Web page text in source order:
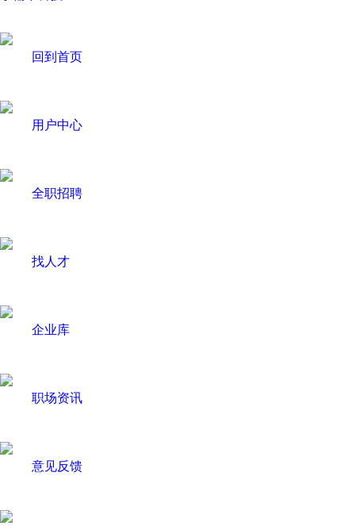
回到首页
用户中心
全职招聘
找人才
企业库
职场资讯
意见反馈